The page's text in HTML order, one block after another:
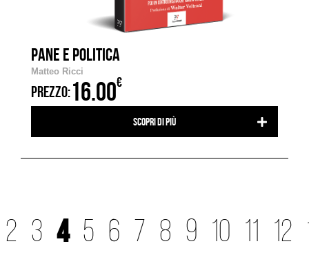
PANE E POLITICA
Matteo Ricci
PREZZO:16.00€
Scopri di più
2 3 4 5 6 7 8 9 10 11 12